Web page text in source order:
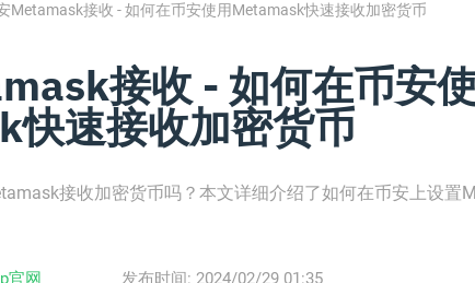
metamask接收 - 如何在币安使用Metamask快速接收加密货币
接收 - 如何在币安
快速接收加密货币
接收加密货币吗？本文详细介绍了如何在币安上设置
官网 发布时间: 2024/02/29 01:35